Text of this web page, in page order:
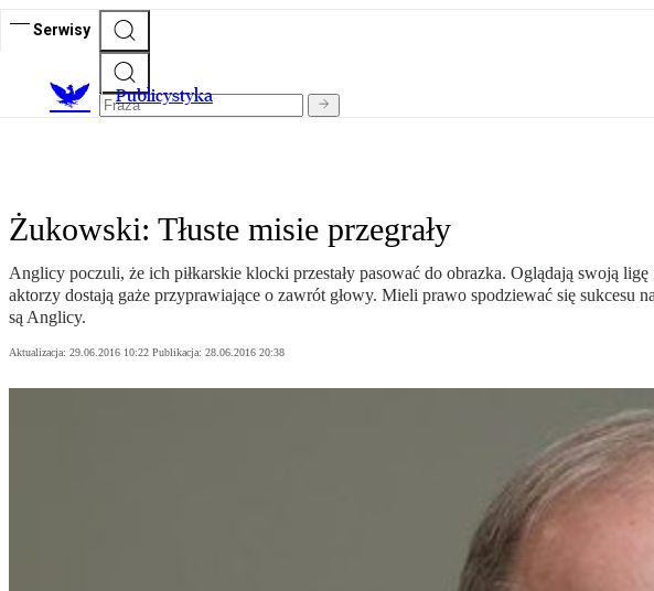
Serwisy
Publicystyka
Żukowski: Tłuste misie przegrały
Anglicy poczuli, że ich piłkarskie klocki przestały pasować do obrazka. Oglądają swoją
aktorzy dostają gaże przyprawiające o zawrót głowy. Mieli prawo spodziewać się sukcesu
są Anglicy.
Aktualizacja: 29.06.2016 10:22 Publikacja: 28.06.2016 20:38